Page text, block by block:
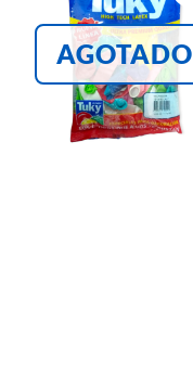
AGOTADO